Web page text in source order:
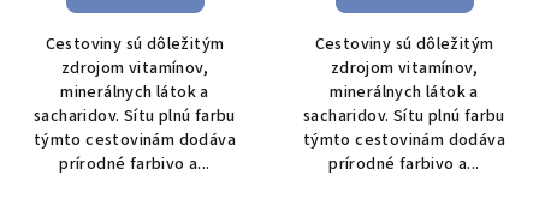
Cestoviny sú dôležitým
zdrojom vitamínov,
minerálnych látok a
sacharidov. Sítu plnú farbu
týmto cestovinám dodáva
prírodné farbivo a...
Cestoviny sú dôležitým
zdrojom vitamínov,
minerálnych látok a
sacharidov. Sítu plnú farbu
týmto cestovinám dodáva
prírodné farbivo a...